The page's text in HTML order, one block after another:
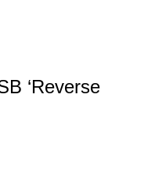
‘Reverse